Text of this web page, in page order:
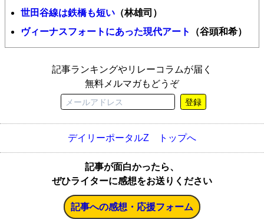
世田谷線は鉄橋も短い （林雄司）
ヴィーナスフォートにあった現代アート
（谷頭和希）
記事ランキングやリレーコラムが届く
無料メルマガもどうぞ
登録
デイリーポータルZ トップへ
記事が面白かったら、
ぜひライターに感想をお送りください
記事への感想・応援フォーム